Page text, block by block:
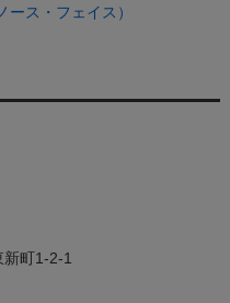
ース・フェイス）
新町1-2-1